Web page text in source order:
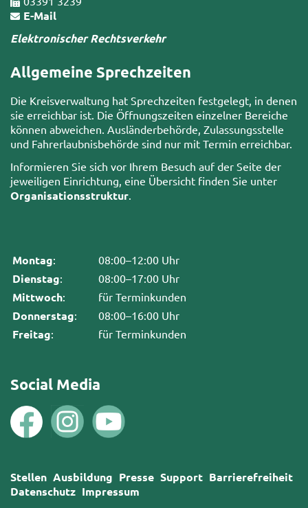
E-Mail
Elektronischer Rechtsverkehr
Allgemeine Sprechzeiten
Die Kreisverwaltung hat Sprechzeiten festgelegt, in denen
sie erreichbar ist. Die Öffnungszeiten einzelner Bereiche
können abweichen. Ausländerbehörde, Zulassungsstelle
und Fahrerlaubnisbehörde sind nur mit Termin erreichbar.
Informieren Sie sich vor Ihrem Besuch auf der Seite der
jeweiligen Einrichtung, eine Übersicht finden Sie unter
Organisationsstruktur
Montag: 08:00–12:00 Uhr
Dienstag: 08:00–17:00 Uhr
Mittwoch: für Terminkunden
Donnerstag: 08:00–16:00 Uhr
Freitag: für Terminkunden
Social Media
Stellen Ausbildung Presse Support Barrierefreiheit
Datenschutz Impressum